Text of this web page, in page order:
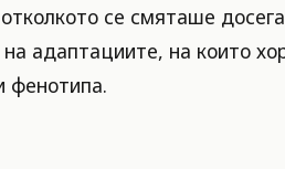
се смяташе
адаптациите, на които
фенотипа.